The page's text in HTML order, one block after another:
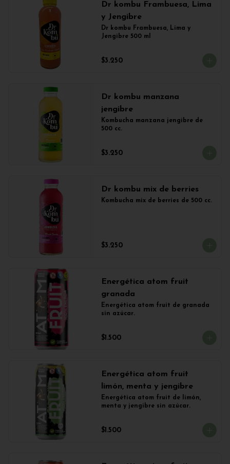
Dr kombu Frambuesa, Lima
y Jengibre
Dr kombu Frambuesa, Lima y
Jengibre 500 ml
$3.250
Dr kombu manzana
jengibre
Kombucha manzana jengibre de
500 cc.
$3.250
Dr kombu mix de berries
Kombucha mix de berries de 500 cc.
$3.250
Energética atom fruit
granada
Energética atom fruit de granada
sin azúcar.
$1.500
Energética atom fruit
limón, menta y jengibre
Energética atom fruit de limón,
menta y jengibre sin azúcar.
$1.500